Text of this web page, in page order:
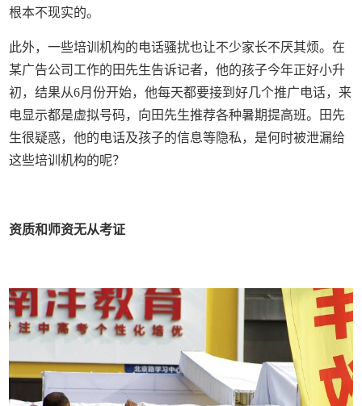
根本不现实的。
此外，一些培训机构的电话骚扰也让不少家长不厌其烦。在
某广告公司工作的田先生告诉记者，他的孩子今年正好小升
初，结果从6月份开始，他每天都要接到好几个推广电话，来
电显示都是虚拟号码，向田先生推荐各种暑期提高班。田先
生很疑惑，他的电话及孩子的信息等隐私，是何时被泄漏给
这些培训机构的呢？
资质和师资无从考证